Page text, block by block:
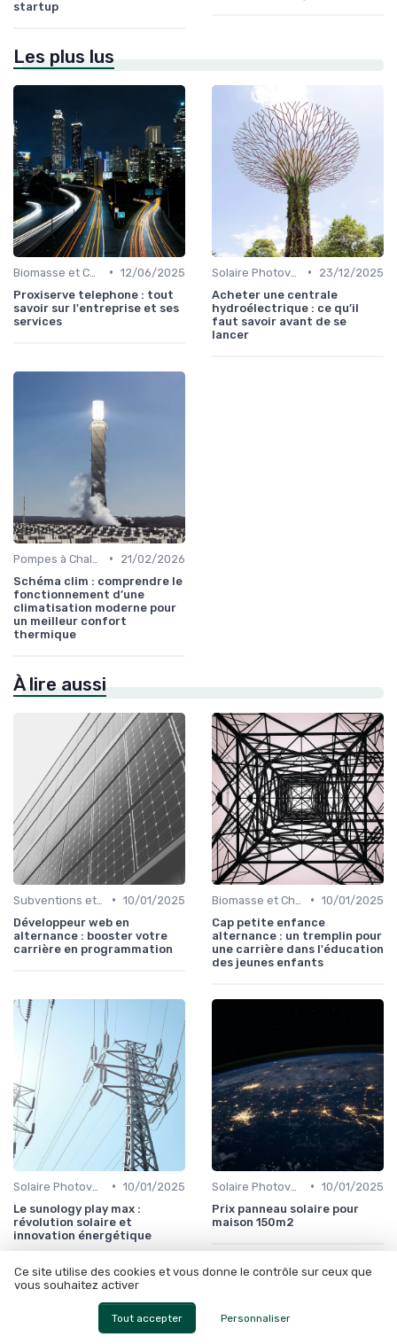
startup
Les plus lus
• 12/06/2025
Proxiserve telephone : tout
savoir sur l'entreprise et ses
services
•
23/12/2025
Acheter une centrale
hydroélectrique : ce qu’il
faut savoir avant de se
lancer
•
21/02/2026
Schéma clim : comprendre le
fonctionnement d’une
climatisation moderne pour
un meilleur confort
thermique
À lire aussi
• 10/01/2025
Développeur web en
alternance : booster votre
carrière en programmation
• 10/01/2025
Cap petite enfance
alternance : un tremplin pour
une carrière dans l'éducation
des jeunes enfants
• 10/01/2025
Le sunology play max :
révolution solaire et
innovation énergétique
• 10/01/2025
Prix panneau solaire pour
maison 150m2
Ce site utilise des cookies et vous donne le contrôle sur ceux que
vous souhaitez activer
Tout accepter Personnaliser